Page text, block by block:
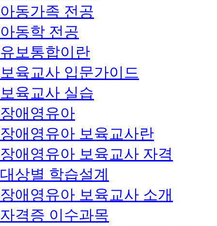
아동가족 전공
아동학 전공
유보통합이란
보육교사 입문가이드
보육교사 실습
장애영유아
장애영유아 보육교사란
장애영유아 보육교사 자격
대상별 학습설계
장애영유아 보육교사 소개
자격증 이수과목